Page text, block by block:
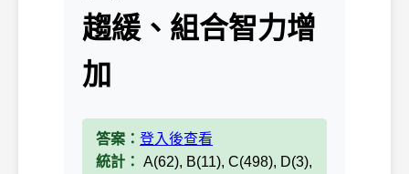
趨緩、組合智力增
加
答案： 登入後查看
統計： A(62), B(11), C(498), D(3),